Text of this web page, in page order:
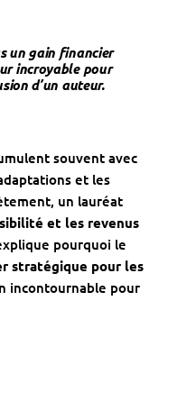
un gain financier
incroyable pour
d’un auteur.
souvent avec
et les
un lauréat
et les revenus
pourquoi le
stratégique pour les
incontournable pour